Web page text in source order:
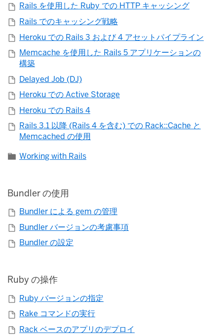
Rails を使用した Ruby での HTTP キャッシング
Rails でのキャッシング戦略
Heroku での Rails 3 および 4 アセットパイプライン
Memcache を使用した Rails 5 アプリケーションの
構築
Delayed Job (DJ)
Heroku での Active Storage
Heroku での Rails 4
Rails 3.1 以降 (Rails 4 を含む) での Rack::Cache と
Memcached の使用
Working with Rails
Bundler の使用
Bundler による gem の管理
Bundler バージョンの考慮事項
Bundler の設定
Ruby の操作
Ruby バージョンの指定
Rake コマンドの実行
Rack ベースのアプリのデプロイ